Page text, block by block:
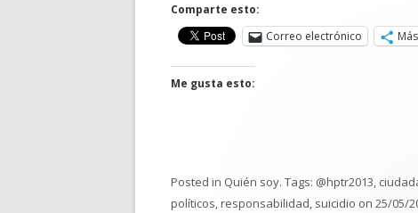
Comparte esto:
Correo electrónico
Más
Me gusta esto:
Posted in Quién soy. Tags: @hptr2013,
políticos,responsabilidad, suicidio on 25/05/